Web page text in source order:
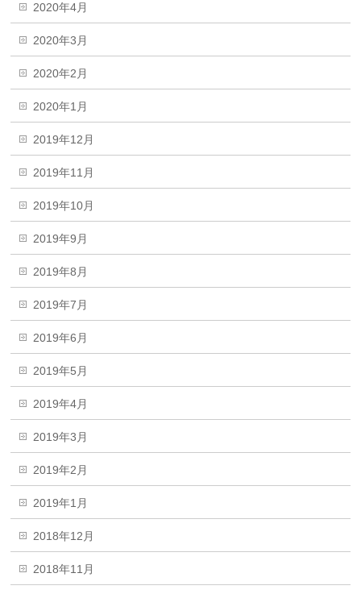
2020年4月
2020年3月
2020年2月
2020年1月
2019年12月
2019年11月
2019年10月
2019年9月
2019年8月
2019年7月
2019年6月
2019年5月
2019年4月
2019年3月
2019年2月
2019年1月
2018年12月
2018年11月